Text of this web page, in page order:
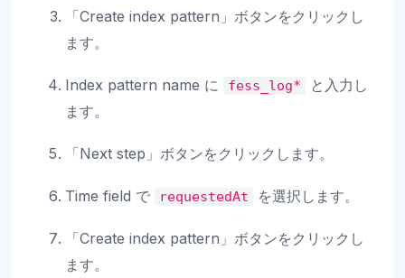
「Create index pattern」ボタンをクリックし
ます。
Index pattern name に fess_log*
と入力し
ます。
「Next step」ボタンをクリックします。
Time field で requestedAt を選択します。
「Create index pattern」ボタンをクリックし
ます。